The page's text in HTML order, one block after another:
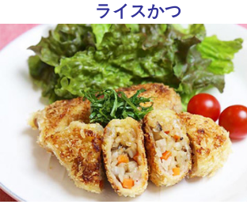
ライスかつ